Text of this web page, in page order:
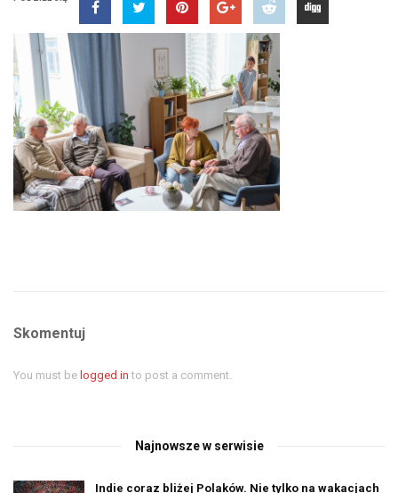
Skomentuj
You must be logged in to post a comment.
Najnowsze w serwisie
Indie coraz bliżej Polaków. Nie tylko na wakacjach